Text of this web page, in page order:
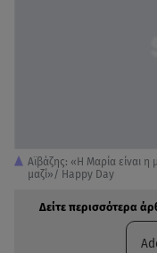
Αϊβάζης: «Η Μαρία είναι
μαζί»/ Happy Day
Δείτε περισσότερα